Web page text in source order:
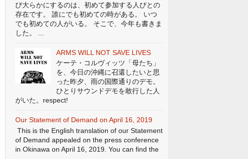
び大らかにするのは、初めて参加する人びとの
存在です。 誰にでも初めての時がある。 いつ
でも初めての人がいる。 そこで、今年も書きま
した。 ...
ARMS WILL NOT SAVE LIVES
ケーテ・コルヴィッツ「母たち」
を、今日の沖縄に召還したいと思
った昨夕、雨の国際通りのデモ。
ひとりサウンドデモを敢行した人
がいた。respect!
Our Statement of Demand on April 16, 2019
This is the English translation of our Statement
of Demand appealed on the press conference
in Okinawa on April 16, 2019. You can find the